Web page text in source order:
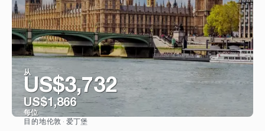
从
US$3,732
US$1,866
每位
目的地伦敦 · 爱丁堡